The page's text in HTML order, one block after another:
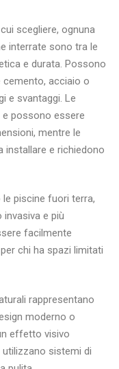
scegliere, ognuna
interrate sono tra le
e durata. Possono
cemento, acciaio o
e svantaggi. Le
possono essere
mentre le
installare e richiedono
le piscine fuori terra,
e più
facilmente
chi ha spazi limitati
rappresentano
moderno o
effetto visivo
sistemi di